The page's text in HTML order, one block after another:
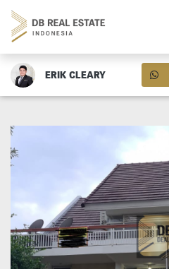
ERIK CLEARY